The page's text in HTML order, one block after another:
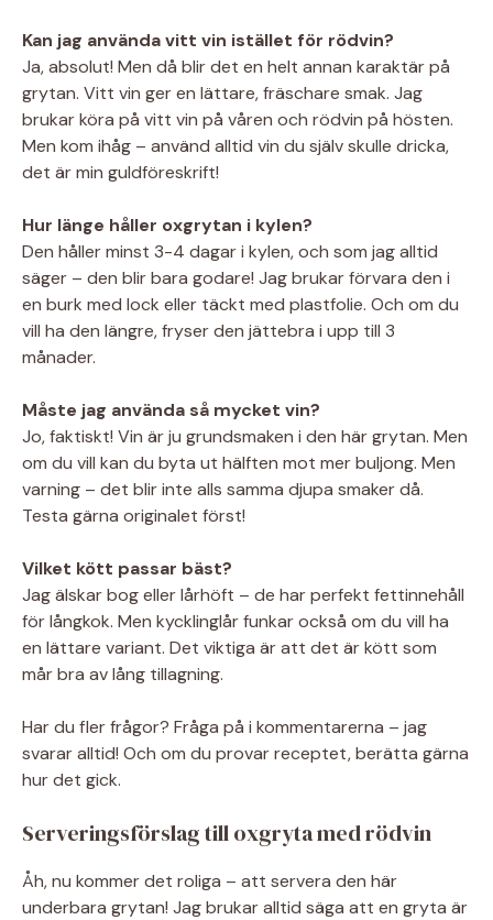
Kan jag använda vitt vin istället för rödvin?
Ja, absolut! Men då blir det en helt annan karaktär på
grytan. Vitt vin ger en lättare, fräschare smak. Jag
brukar köra på vitt vin på våren och rödvin på hösten.
Men kom ihåg – använd alltid vin du själv skulle dricka,
det är min guldföreskrift!
Hur länge håller oxgrytan i kylen?
Den håller minst 3-4 dagar i kylen, och som jag alltid
säger – den blir bara godare! Jag brukar förvara den i
en burk med lock eller täckt med plastfolie. Och om du
vill ha den längre, fryser den jättebra i upp till 3
månader.
Måste jag använda så mycket vin?
Jo, faktiskt! Vin är ju grundsmaken i den här grytan. Men
om du vill kan du byta ut hälften mot mer buljong. Men
varning – det blir inte alls samma djupa smaker då.
Testa gärna originalet först!
Vilket kött passar bäst?
Jag älskar bog eller lårhöft – de har perfekt fettinnehåll
för långkok. Men kycklinglår funkar också om du vill ha
en lättare variant. Det viktiga är att det är kött som
mår bra av lång tillagning.
Har du fler frågor? Fråga på i kommentarerna – jag
svarar alltid! Och om du provar receptet, berätta gärna
hur det gick.
Serveringsförslag till oxgryta med rödvin
Åh, nu kommer det roliga – att servera den här
underbara grytan! Jag brukar alltid säga att en gryta är